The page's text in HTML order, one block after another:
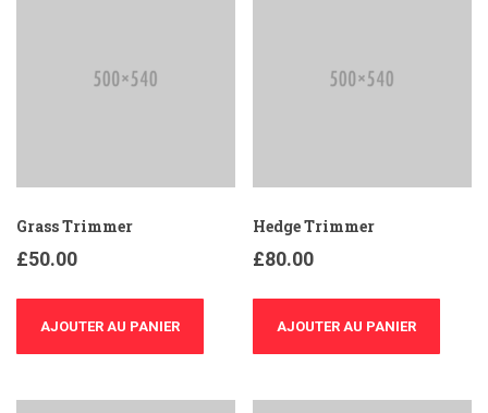
Grass Trimmer
£50.00
AJOUTER AU PANIER
Hedge Trimmer
£80.00
AJOUTER AU PANIER